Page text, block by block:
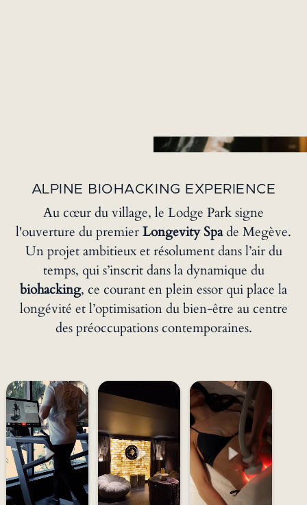
ALPINE BIOHACKING EXPERIENCE
Au cœur du village, le Lodge Park signe
l'ouverture du premierLongevity Spade Megève.
Un projet ambitieux et résolument dans l’air du
temps, qui s’inscrit dans la dynamique du
biohacking, ce courant en plein essor qui place la
longévité et l’optimisation du bien-être au centre
des préoccupations contemporaines.